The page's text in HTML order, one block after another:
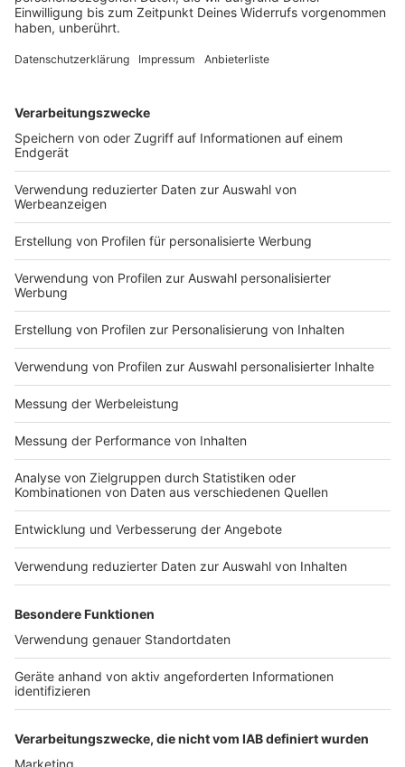
prägen das Wochenend-Wetter im Freistaat.
DEINE GEMERKTEN ARTIKEL
Du hast dir noch keine Artikel gemerkt
Markiere sie hierfür mit einem
Impressum
Nutzungsbedingungen
Jobs
Presse
Werben
Archiv
ANTENNE BAYERN GROUP
Stiftung ANTENNE BAYERN
hilft
Teilnahmebedingungen
Kontakt
Studio-Hotline
Verkehrs-Hotline
Newsletter